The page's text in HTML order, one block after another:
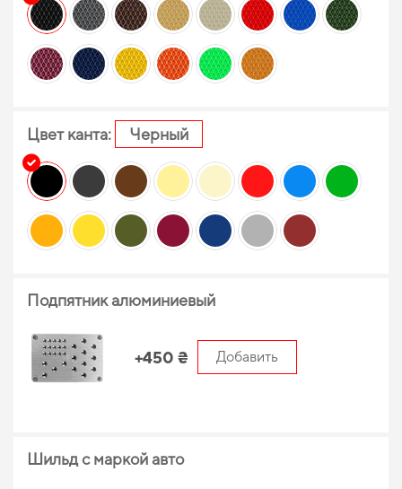
Цвет канта: Черный
Подпятник алюминиевый
+450 ₴ Добавить
Шильд с маркой авто